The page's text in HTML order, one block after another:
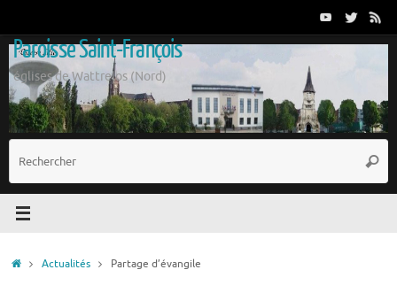
contenu
Paroisse Saint-François
églises de Wattrelos (Nord)
:
Accueil
Actualités Partage d’évangile